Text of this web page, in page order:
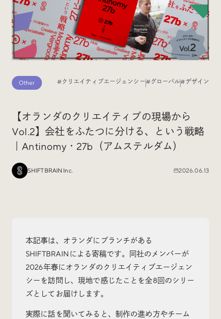
Interview インタビュー
Sites Of Interest 今月の気になるサイト
Events イベント
Other そのほか
Today’s Bookmark
今日のブクマ
iDIDメディア編集部メンバーが見つけた気になるあれこ
れを、ほぼ毎日1つずつ紹介しています。
Other #クリエイティブエージェンシー#グローバル#デザイン
【オランダのクリエイティブの現場から
Vol.2】会社をふたつに分ける、という戦略
｜Antinomy・27b（アムステルダム）
SHIFTBRAIN Inc. 2026.06.13
本記事は、オランダにブランチがある
SHIFTBRAINによる寄稿です。同社のメンバーが
2026年春にオランダのクリエイティブエージェン
シーを訪問し、現地で感じたことを全8回のシリー
ズとしてお届けします。
実際に話を聞いてみると、制作の進め方やチーム